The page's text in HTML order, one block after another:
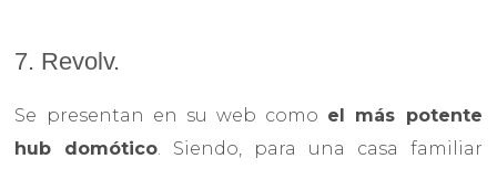
7. Revolv.
Se presentan en su web como el más potente
hub domótico. Siendo, para una casa familiar